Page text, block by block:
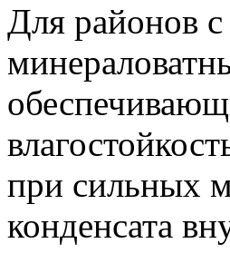
Для районов
при сильных
конденсата